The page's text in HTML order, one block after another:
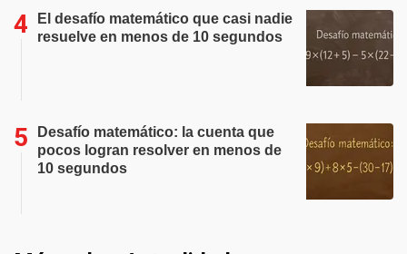
El desafío matemático que casi nadie
resuelve en menos de 10 segundos
Desafío matemático: la cuenta que
pocos logran resolver en menos de
10 segundos